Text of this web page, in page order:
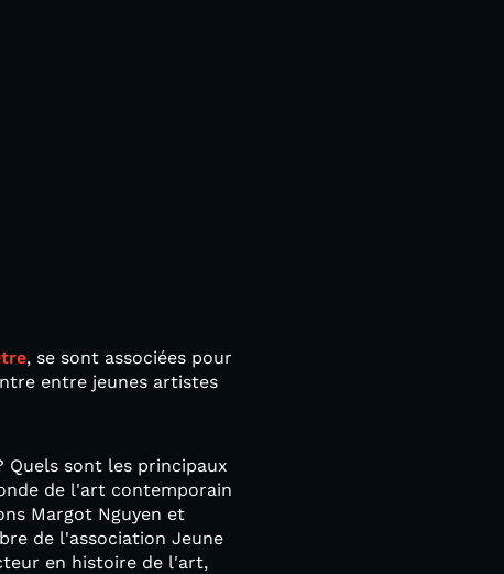
, se sont associées pour
entre jeunes artistes
sont les principaux
de l'art contemporain
Margot Nguyen et
de l'association Jeune
en histoire de l'art,